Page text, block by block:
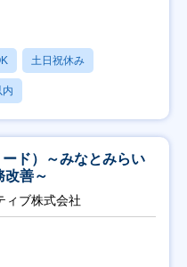
土日祝休み
内
ド）～みなとみらい
改善～
ィブ株式会社